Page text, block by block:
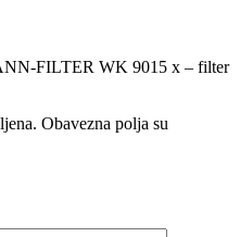
FILTER WK 9015 x – filter
Obavezna polja su